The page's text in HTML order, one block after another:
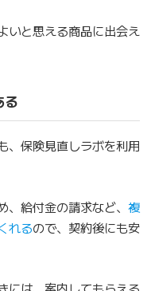
いと思える商品に出会え
る
、保険見直しラボを利用
給付金の請求など、 複
れるので、契約後にも安